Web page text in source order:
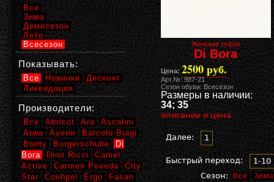
Женские туфли
Di Bora
Цена: 2500 руб.
Арт.№: 987-21
Сезон обуви: Всесезон
Размеры в наличии:
34; 35
описание и цена
Далее: 1
Быстрый переход:
1-10
Сезон:
Все Зима
Все
Зима
Демисезон
Лето
Всесезон
Показывать:
Все Новинки
Дисконт
Ликвидация
Производители:
Все Abricot Ara
Ascalini
Atwa
Avenir
Barcelo Biagi
Bonty
Burgerschuhe
Di
Bora
Dino Ricci
Camel
Active
Carmen Poveda
City
Star
Conhpol Ergo
Fasan